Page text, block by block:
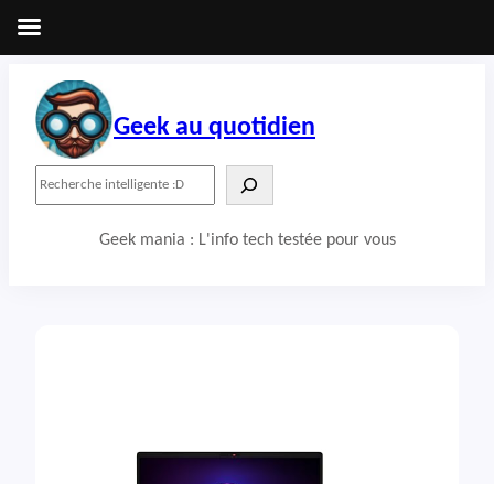
contenu
Geek au quotidien
Geek mania : L'info tech testée pour vous